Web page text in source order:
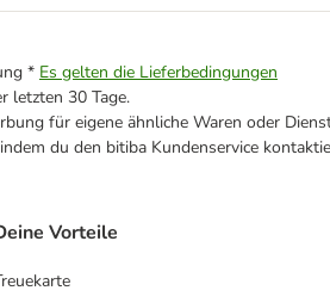
* Es gelten die Lieferbedingungen
letzten 30 Tage.
für eigene ähnliche Waren oder
du den bitiba Kundenservice
Vorteile